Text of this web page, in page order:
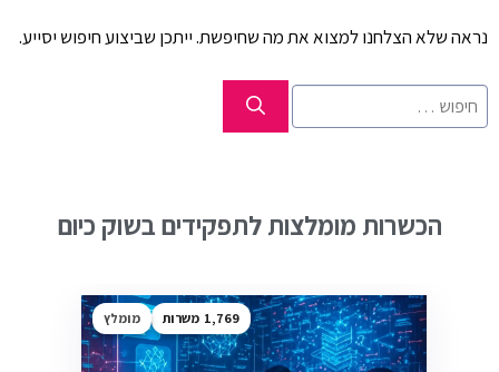
נראה שלא הצלחנו למצוא את מה שחיפשת. ייתכן שביצוע חיפוש יסייע.
חיפוש:
הכשרות מומלצות לתפקידים בשוק כיום
1,769 מומלץ